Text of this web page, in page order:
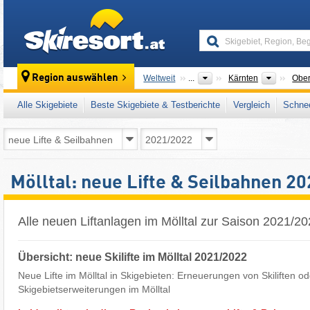
Region auswählen Weltweit ... Kärnten
Alle Skigebiete Beste Skigebiete & Testberichte Vergleich
Mölltal: neue Lifte & Seilbahnen
Alle neuen Liftanlagen im Mölltal zur Saison 2021/
Übersicht: neue Skilifte im Mölltal 2021/2022
Neue Lifte im Mölltal in Skigebieten: Erneuerungen von Skiliften
Skigebietserweiterungen im Mölltal